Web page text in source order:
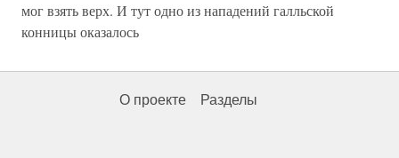
мог взять верх. И тут одно из нападений галльской
конницы оказалось
О проекте Разделы